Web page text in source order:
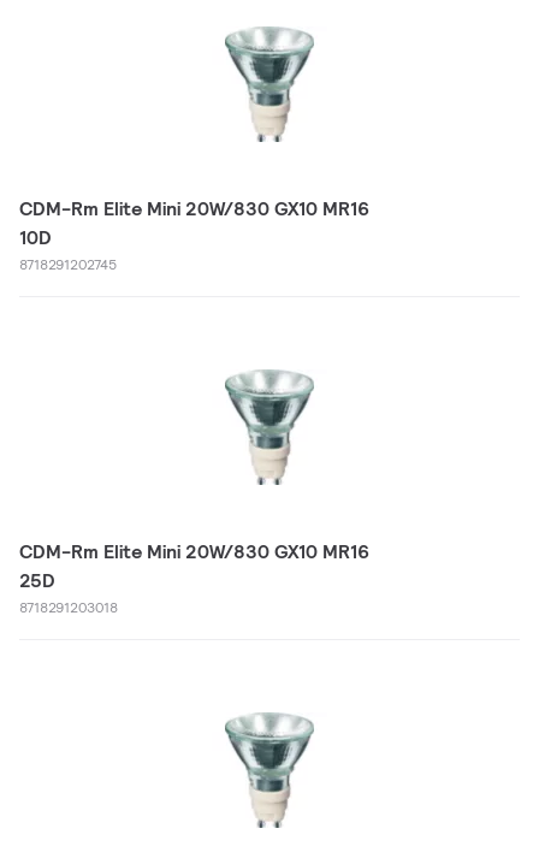
CDM-Rm Elite Mini 20W/830 GX10 MR16
10D
8718291202745
CDM-Rm Elite Mini 20W/830 GX10 MR16
25D
8718291203018